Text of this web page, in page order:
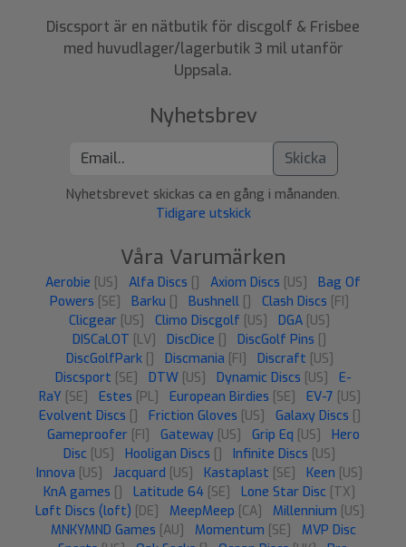
Discsport är en nätbutik för discgolf & Frisbee
med huvudlager/lagerbutik 3 mil utanför
Uppsala.
Nyhetsbrev
Skicka
Nyhetsbrevet skickas ca en gång i månanden.
Tidigare utskick
Våra Varumärken
Aerobie [US] Alfa Discs [] Axiom Discs [US]
Bag Of
Powers [SE] Barku [] Bushnell [] Clash Discs [FI]
Clicgear [US] Climo Discgolf [US] DGA [US]
DISCaLOT [LV] DiscDice [] DiscGolf Pins []
DiscGolfPark [] Discmania [FI] Discraft [US]
Discsport [SE] DTW [US] Dynamic Discs [US]
E-
RaY [SE] Estes [PL] European Birdies [SE] EV-7 [US]
Evolvent Discs [] Friction Gloves [US] Galaxy Discs []
Gameproofer [FI] Gateway [US] Grip Eq [US]
Hero
Disc [US] Hooligan Discs [] Infinite Discs [US]
Innova [US] Jacquard [US] Kastaplast [SE] Keen [US]
KnA games [] Latitude 64 [SE] Lone Star Disc [TX]
Løft Discs (loft) [DE] MeepMeep [CA] Millennium [US]
MNKYMND Games [AU] Momentum [SE]
MVP Disc